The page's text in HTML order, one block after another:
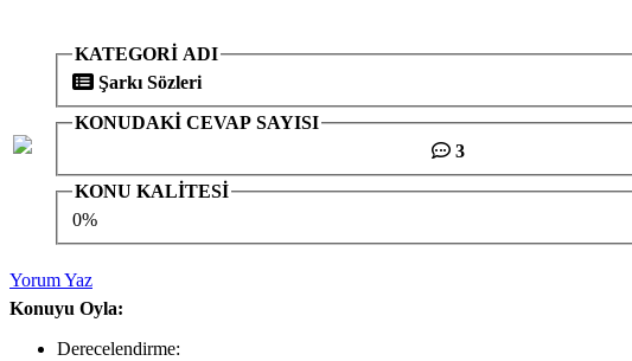
KATEGORİ ADI
Şarkı Sözleri
KONUDAKİ CEVAP SAYISI
3
KONU KALİTESİ
0%
Yorum Yaz
Konuyu Oyla:
Derecelendirme: